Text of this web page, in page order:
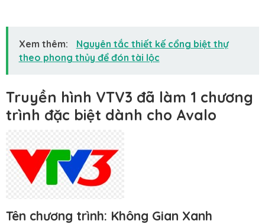
Xem thêm:
Nguyên tắc thiết kế cổng biệt thự
theo phong thủy để đón tài lộc
Truyền hình VTV3 đã làm 1 chương
trình đặc biệt dành cho Avalo
Tên chương trình: Không Gian Xanh